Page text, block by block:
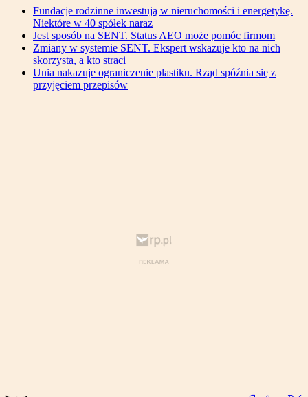
Fundacje rodzinne inwestują w nieruchomości i energetykę.
Niektóre w 40 spółek naraz
Jest sposób na SENT. Status AEO może pomóc firmom
Zmiany w systemie SENT. Ekspert wskazuje kto na nich
skorzysta, a kto straci
Unia nakazuje ograniczenie plastiku. Rząd spóźnia się z
przyjęciem przepisów